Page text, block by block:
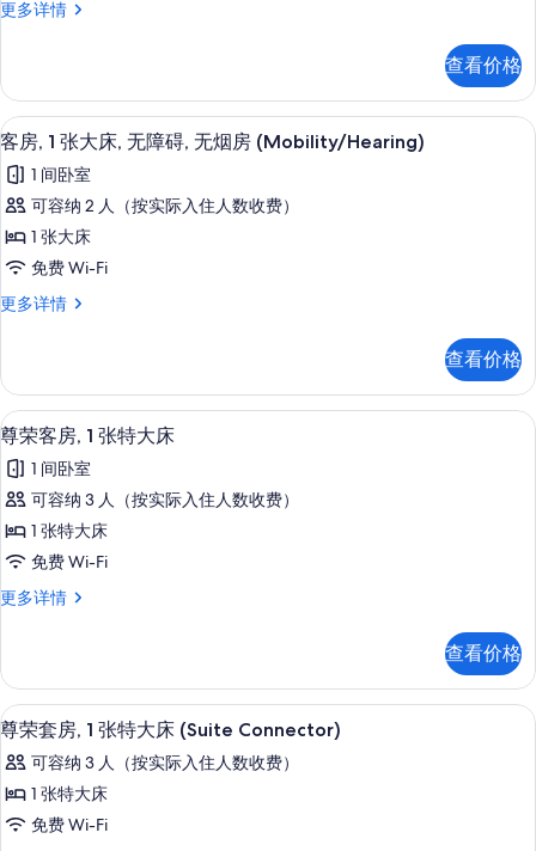
Roll-
的
所
有
照
片
Roll-
多
信
息
特
床,
无
障
碍
的
所
有
照
更多详情
客
特
大
床,
障
碍
多
信
查看价格
显
示
客
房,
1
张
大
无
障
碍,
无
烟
房
(Mobility/Hearing)
的
照
片
高档床上用品、客房内保险箱、办公
4
客房, 1 张大床, 无障碍, 无烟房 (Mobility/Hearing)
1 间卧室
可容纳 2 人（按实际入住人数收费）
1 张大床
免费 Wi-Fi
更多详情
客
大
床,
无
障
碍,
无
房
(Mobility/Hearing)
多
查看价格
显
示
尊
荣
客
1
特
大
床
的
所
有
高档床上用品、客房内保险箱、办公
4
尊荣客房, 1 张特大床
1 间卧室
可容纳 3 人（按实际入住人数收费）
1 张特大床
免费 Wi-Fi
更多详情
尊
1
张
特
大
床
更
信
查看价格
显
示
尊
荣
高档床上用品、客房内保险箱、办公
5
尊荣套房, 1 张特大床 (Suite Connector)
可容纳 3 人（按实际入住人数收费）
1 张特大床
免费 Wi-Fi